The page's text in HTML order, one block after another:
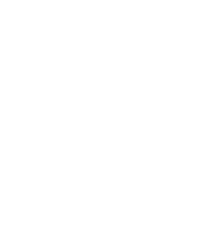
туры, путёвки в дома